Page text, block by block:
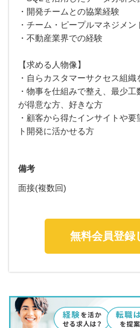
・開発チームとの協業経験
・チーム・ピープルマネジメン
・不動産業界での経験
【求める人物像】
・自らカスタマーサクセス組
・物事を仕組みで整え、最少
が得意な方、好きな方
・顧客から得たインサイトや
ト開発に活かせる方
備考
面接(複数回)
無料会員登録